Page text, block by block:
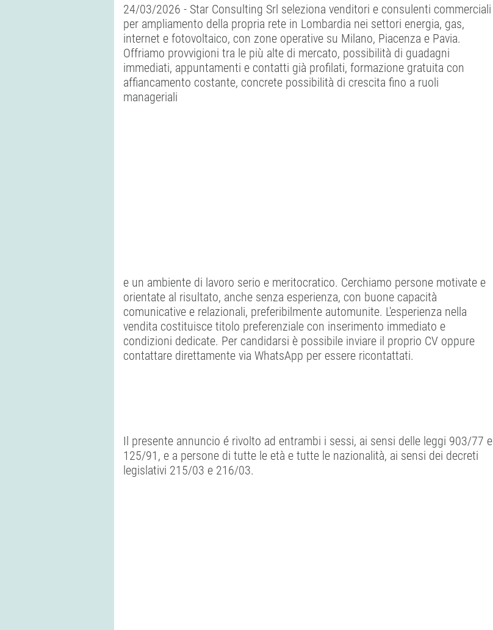
24/03/2026 - Star Consulting Srl seleziona venditori e consulenti commerciali
per ampliamento della propria rete in Lombardia nei settori energia, gas,
internet e fotovoltaico, con zone operative su Milano, Piacenza e Pavia.
Offriamo provvigioni tra le più alte di mercato, possibilità di guadagni
immediati, appuntamenti e contatti già profilati, formazione gratuita con
affiancamento costante, concrete possibilità di crescita fino a ruoli
manageriali
e un ambiente di lavoro serio e meritocratico. Cerchiamo persone motivate e
orientate al risultato, anche senza esperienza, con buone capacità
comunicative e relazionali, preferibilmente automunite. L'esperienza nella
vendita costituisce titolo preferenziale con inserimento immediato e
condizioni dedicate. Per candidarsi è possibile inviare il proprio CV oppure
contattare direttamente via WhatsApp per essere ricontattati.
Il presente annuncio é rivolto ad entrambi i sessi, ai sensi delle leggi 903/77 e
125/91, e a persone di tutte le età e tutte le nazionalità, ai sensi dei decreti
legislativi 215/03 e 216/03.